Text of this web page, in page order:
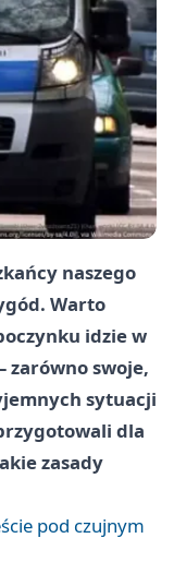
naszego
Warto
idzie w
zarówno swoje,
sytuacji
dla
zasady
pod czujnym